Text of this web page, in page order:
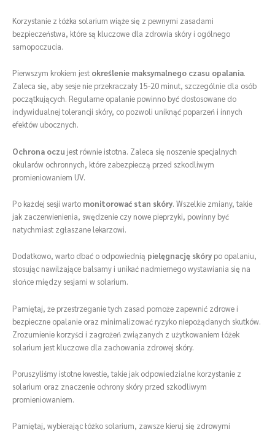
Korzystanie z łóżka solarium wiąże się z pewnymi zasadami
bezpieczeństwa, które są kluczowe dla zdrowia skóry i ogólnego
samopoczucia.
Pierwszym krokiem jest określenie maksymalnego czasu opalania.
Zaleca się, aby sesje nie przekraczały 15-20 minut, szczególnie dla osób
początkujących. Regularne opalanie powinno być dostosowane do
indywidualnej tolerancji skóry, co pozwoli uniknąć poparzeń i innych
efektów ubocznych.
Ochrona oczu jest równie istotna. Zaleca się noszenie specjalnych
okularów ochronnych, które zabezpieczą przed szkodliwym
promieniowaniem UV.
Po każdej sesji warto monitorować stan skóry. Wszelkie zmiany, takie
jak zaczerwienienia, swędzenie czy nowe pieprzyki, powinny być
natychmiast zgłaszane lekarzowi.
Dodatkowo, warto dbać o odpowiednią pielęgnację skóry po opalaniu,
stosując nawilżające balsamy i unikać nadmiernego wystawiania się na
słońce między sesjami w solarium.
Pamiętaj, że przestrzeganie tych zasad pomoże zapewnić zdrowe i
bezpieczne opalanie oraz minimalizować ryzyko niepożądanych skutków.
Zrozumienie korzyści i zagrożeń związanych z użytkowaniem łóżek
solarium jest kluczowe dla zachowania zdrowej skóry.
Poruszyliśmy istotne kwestie, takie jak odpowiedzialne korzystanie z
solarium oraz znaczenie ochrony skóry przed szkodliwym
promieniowaniem.
Pamiętaj, wybierając łóżko solarium, zawsze kieruj się zdrowymi